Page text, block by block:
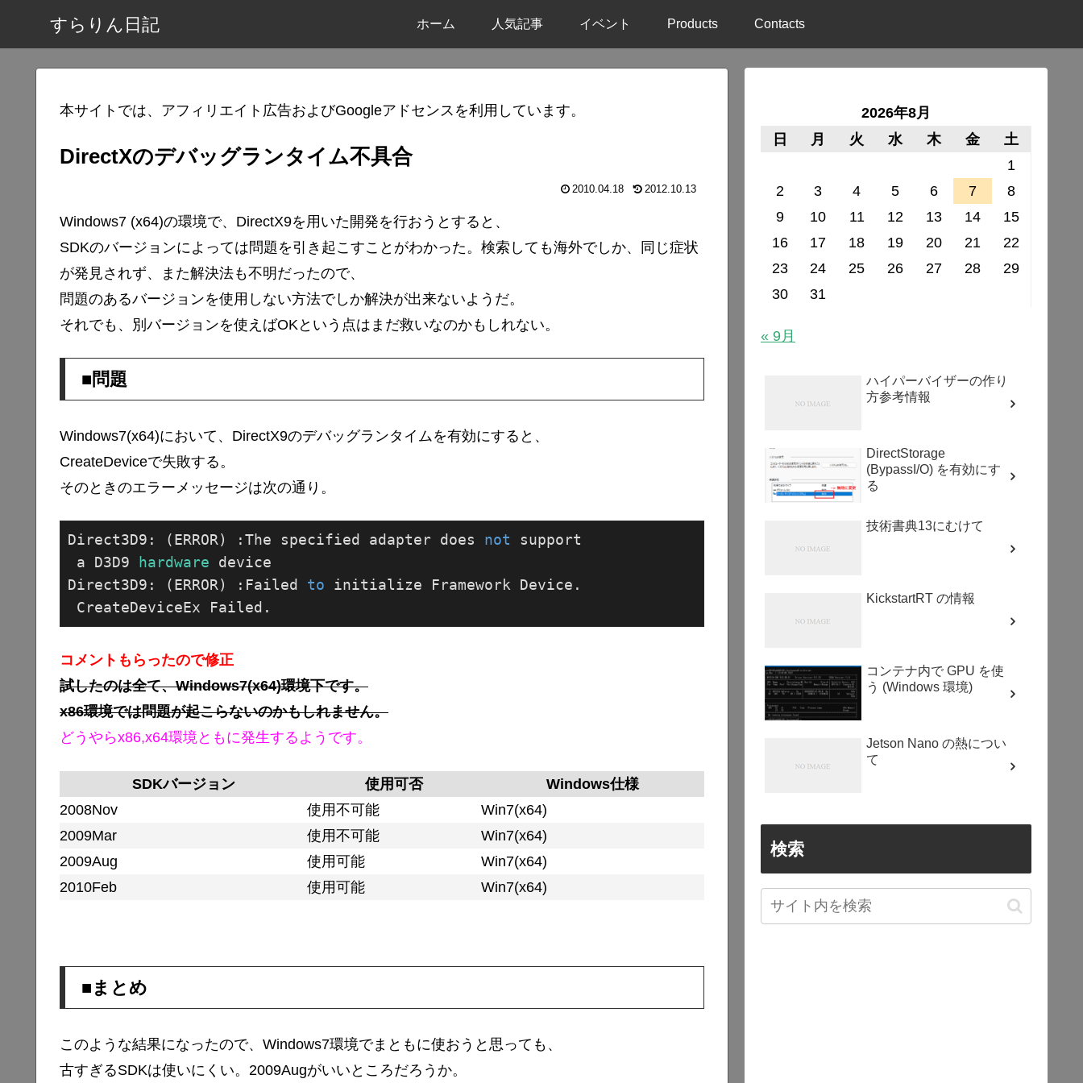
すらりん日記 ホーム 人気記事 イベント Products Contacts
本サイトでは、アフィリエイト広告およびGoogleアドセンスを利用しています。
DirectXのデバッグランタイム不具合
2010.04.18 2012.10.13
Windows7 (x64)の環境で、DirectX9を用いた開発を行おうとすると、
SDKのバージョンによっては問題を引き起こすことがわかった。検索しても海外でしか、同じ症状
が発見されず、また解決法も不明だったので、
問題のあるバージョンを使用しない方法でしか解決が出来ないようだ。
それでも、別バージョンを使えばOKという点はまだ救いなのかもしれない。
■問題
Windows7(x64)において、DirectX9のデバッグランタイムを有効にすると、
CreateDeviceで失敗する。
そのときのエラーメッセージは次の通り。
Direct3D9: (ERROR) :The specified adapter does not support
a D3D9 hardware device
Direct3D9: (ERROR) :Failed to initialize Framework Device.
コメントもらったので修正
試したのは全て、Windows7(x64)環境下です。
x86環境では問題が起こらないのかもしれません。
どうやらx86,x64環境ともに発生するようです。
SDKバージョン 使用可否
Windows仕様
2008Nov
使用不可能
Win7(x64)
2009Mar
使用不可能
Win7(x64)
2009Aug
使用可能
Win7(x64)
2010Feb
使用可能 Win7(x64)
■まとめ
このような結果になったので、Windows7環境でまともに使おうと思っても、
古すぎるSDKは使いにくい。2009Augがいいところだろうか。
2026年8月
日
月 火 水 木 金
土
1
2
3 4 5 6 7
8
9
10 11 12 13 14
15
16
17 18 19 20 21
22
23
24 25 26 27 28
29
30
31
« 9月
ハイパーバイザーの作り
方参考情報
DirectStorage
(BypassI/O) を有効にす
る
技術書典13にむけて
KickstartRT の情報
コンテナ内で GPU を使
う (Windows 環境)
Jetson Nano の熱につい
て
検索